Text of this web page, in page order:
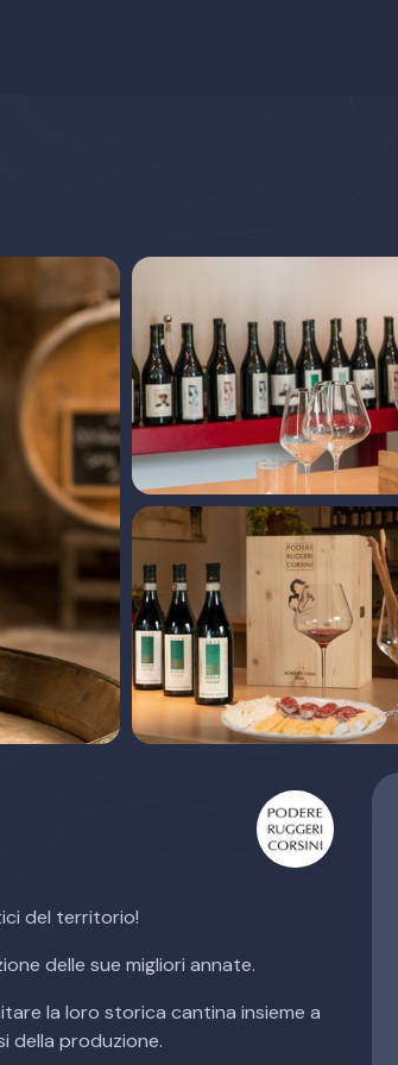
del territorio!
delle sue migliori annate.
la loro storica cantina insieme a
della produzione.